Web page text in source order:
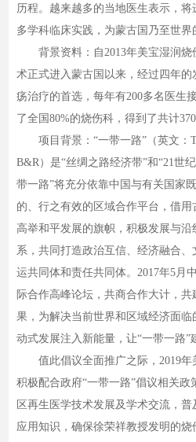
历程。越来越多的当地医生表示，
多学科临床实践，为蒙古国乃至世界
背景资料：自2013年美宝湿润烧
术正式进入蒙古国以来，经过四年的
疡治疗的首选，每年有200多名医生
了全国80%的烧伤科，得到了共计
项目背景：“一带一路”（英文：
B&R）是“丝绸之路经济带”和“21世
带一路”将充分依靠中国与有关国家
的、行之有效的区域合作平台，借用
高举和平发展的旗帜，积极发展与
系，共同打造政治互信、经济融合
运共同体和责任共同体。2017年5月
际合作高峰论坛，共商合作大计，
果，为解决当前世界和区域经济面
动式发展注入新能量，让“一带一路”
值此倡议全面推广之际，2019年
积极配合政府“一带一路”倡议相关
区再生医学技术发展及学术交流，
应用知识，确保徐荣祥教授发明的